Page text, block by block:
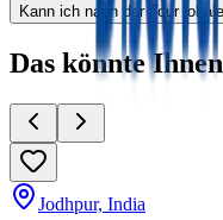
Kann ich nach der Tour
Das könnte
Jodhpur, India